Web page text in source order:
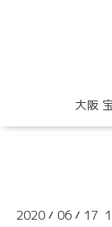
大阪
2020 / 06 / 17